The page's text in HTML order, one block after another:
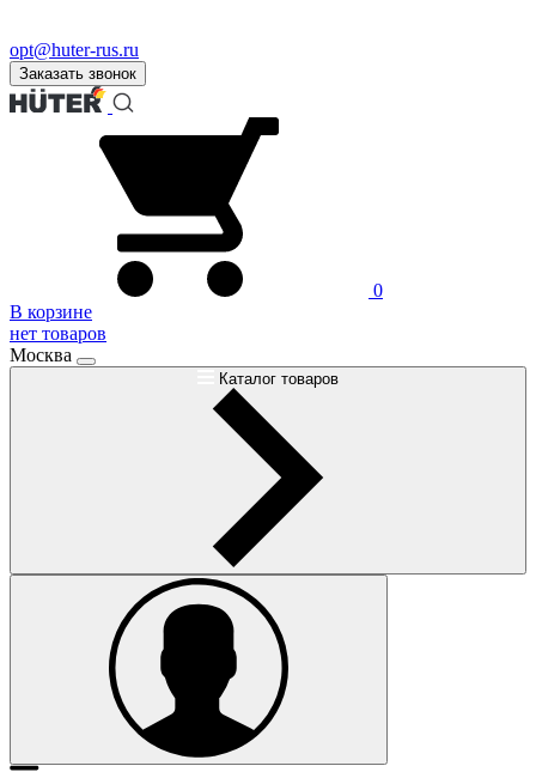
opt@huter-rus.ru
Заказать звонок
0
В корзине
нет товаров
Москва
Каталог товаров